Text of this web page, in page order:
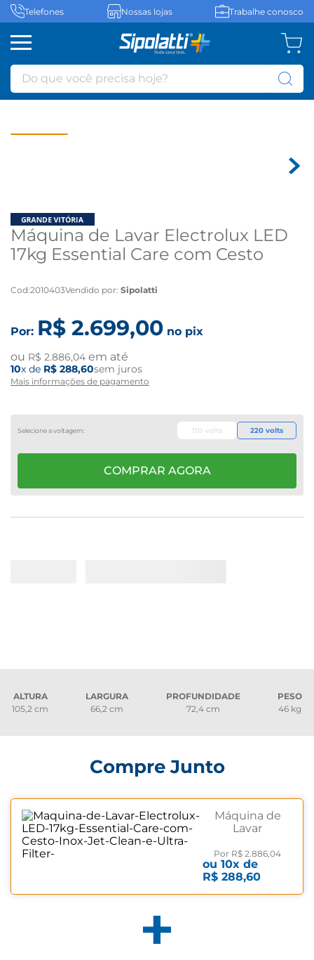
Telefones Nossas lojas Trabalhe conosco
Do que você precisa hoje?
Máquina de Lavar Electrolux LED
17kg Essential Care com Cesto
volts
Cod:2010403Vendido por: Sipolatti
Por: R$ 2.699,00 no pix
ou R$ 2.886,04 em até
10x de R$ 288,60sem juros
Mais informações de pagamento
220 volts
COMPRAR AGORA
ALTURA
105,2 cm
LARGURA
66,2 cm
PROFUNDIDADE
72,4 cm
PESO
46 kg
Compre Junto
Máquina de
Lavar
LED 17kg
Essential Care
com Cesto
Inox,
Por R$ 2.886,04
ou10x de
R$ 288,60